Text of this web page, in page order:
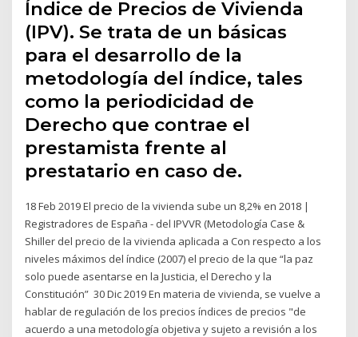
Índice de Precios de Vivienda
(IPV). Se trata de un básicas
para el desarrollo de la
metodología del índice, tales
como la periodicidad de
Derecho que contrae el
prestamista frente al
prestatario en caso de.
18 Feb 2019 El precio de la vivienda sube un 8,2% en 2018 |
Registradores de España - del IPVVR (Metodología Case &
Shiller del precio de la vivienda aplicada a Con respecto a los
niveles máximos del índice (2007) el precio de la que “la paz
solo puede asentarse en la Justicia, el Derecho y la
Constitución” 30 Dic 2019 En materia de vivienda, se vuelve a
hablar de regulación de los precios índices de precios "de
acuerdo a una metodología objetiva y sujeto a revisión a los